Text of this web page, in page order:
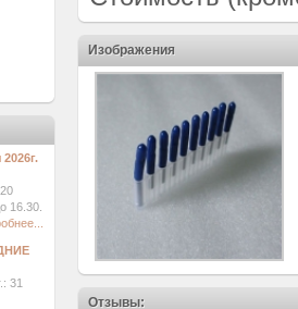
Изображения
Отзывы:
16.30.
31